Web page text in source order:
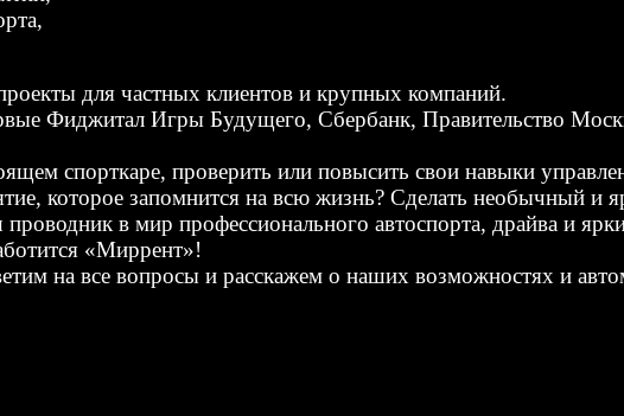
для частных клиентов и крупных компаний.
Фиджитал Игры Будущего, Сбербанк, Правительство
спорткаре, проверить или повысить свои навыки
которое запомнится на всю жизнь? Сделать необычный и
в мир профессионального автоспорта, драйва и
«Миррент»!
на все вопросы и расскажем о наших возможностях и